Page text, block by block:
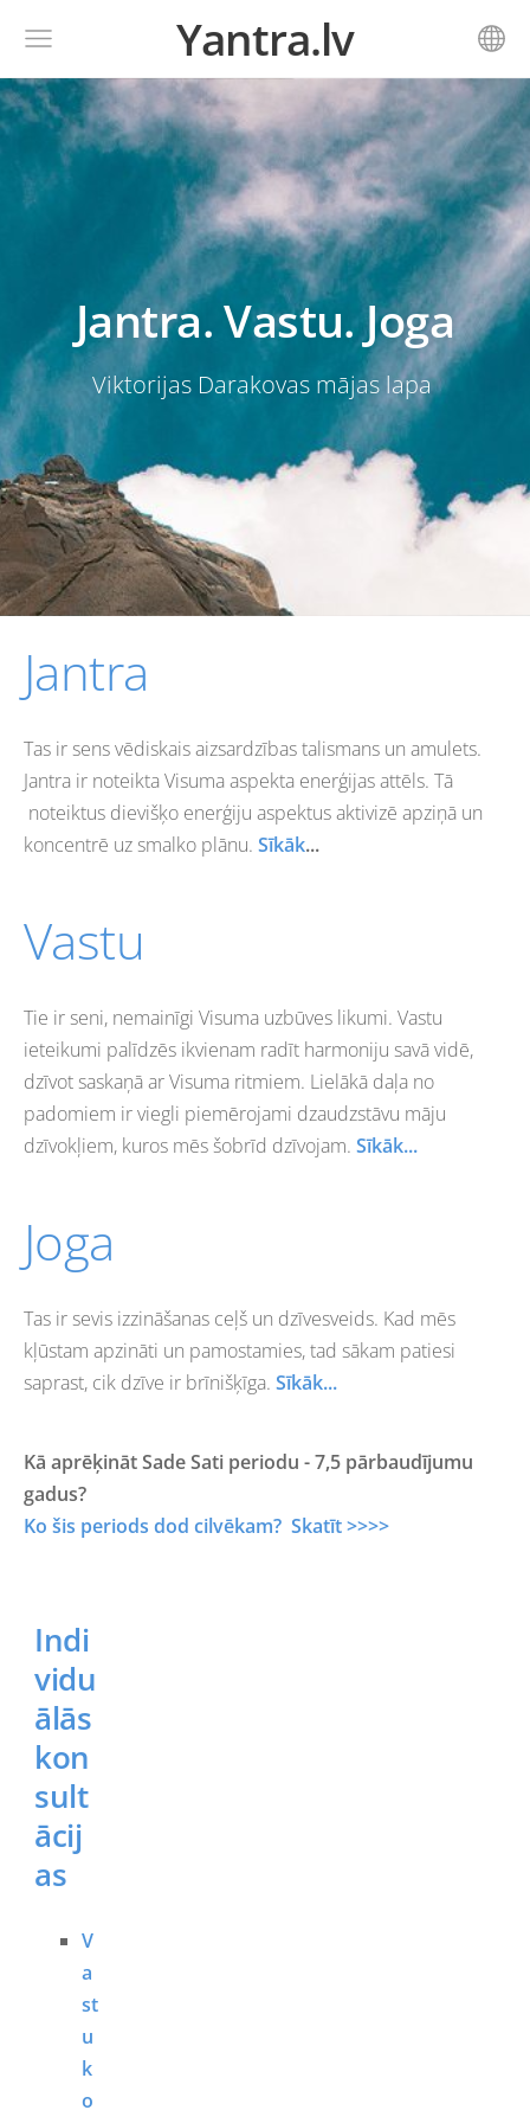
Yantra.lv
Jantra. Vastu. Joga
Viktorijas Darakovas mājas lapa
Jantra
Tas ir sensvēdiskaisaizsardzības talismans un amulets.
Jantra ir noteikta Visuma aspekta enerģijas attēls. Tā
noteiktus dievišķo enerģiju aspektus aktivizē apziņā un
koncentrē uz smalko plānu. Sīkāk...
Vastu
Tie ir seni, nemainīgi Visuma uzbūves likumi. Vastu
ieteikumi palīdzēs ikvienam radīt harmoniju savā vidē,
dzīvot saskaņā ar Visuma ritmiem. Lielākā daļa no
padomiem ir viegli piemērojami dzaudzstāvu māju
dzīvokļiem, kuros mēs šobrīd dzīvojam. Sīkāk...
Joga
Tas ir sevis izzināšanas ceļš un dzīvesveids. Kad mēs
kļūstam apzināti un pamostamies, tad sākam patiesi
saprast, cik dzīve ir brīnišķīga. Sīkāk...
Kā aprēķināt Sade Sati periodu - 7,5 pārbaudījumu
gadus?
Ko šis periods dod cilvēkam? Skatīt >>>>
Indi
vidu
ālās
kon
sult
ācij
as
V
a
st
u
k
o